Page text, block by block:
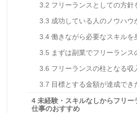
3.2 フリーランスとしての方針
3.3 成功している人のノウハウ
3.4 働きながら必要なスキルを
3.5 まずは副業でフリーランス
3.6 フリーランスの柱となる収
3.7 目標とする金額が達成でき
4 未経験・スキルなしからフリー
仕事のおすすめ